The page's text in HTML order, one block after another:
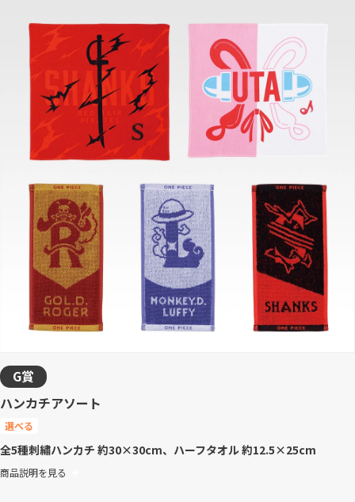
G賞
ハンカチアソート
選べる
全5種刺繡ハンカチ 約30×30cm、ハーフタオル 約12.5×25cm
商品説明を見る